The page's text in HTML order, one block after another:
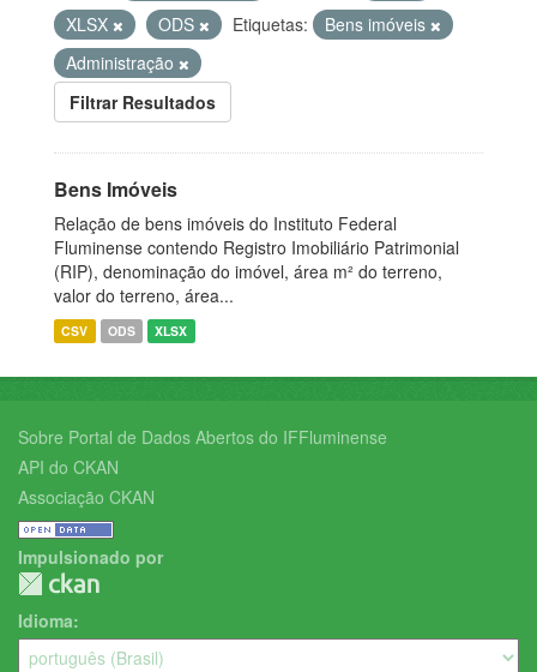
XLSX
ODS Etiquetas:
Bens imóveis
Administração
Filtrar Resultados
Bens Imóveis
Relação de bens imóveis do Instituto Federal
Fluminense contendo Registro Imobiliário Patrimonial
(RIP), denominação do imóvel, área m² do terreno,
valor do terreno, área...
CSV ODS XLSX
Sobre Portal de Dados Abertos do IFFluminense
API do CKAN
Associação CKAN
Impulsionado por
Idioma